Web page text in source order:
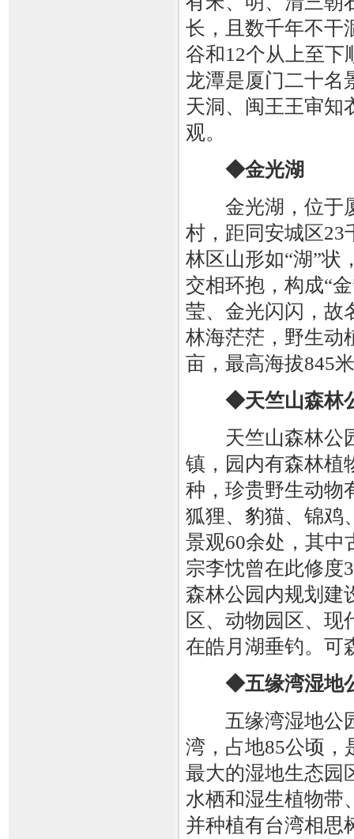
长，且数千年不干
谷和12个从上至下
龙潭是厦门二十名
天洞、闽王王审知
观。
◆金光湖
金光湖，位于
村，距同安城区23
林区山形如“湖”状
交相环抱，构成“
莹、金光闪闪，故
林海茫茫，野生动
亩，最高海拔845
◆天竺山森林
天竺山森林公园
镇，园内有森林植
种，珍贵野生动物
狐狸、豹猫、锦鸡
景观60余处，其中
宗李忱曾在此修度
森林公园内规划建
区、动物园区、现
在皓月湖垂钓。可
◆五缘湾湿地
五缘湾湿地公园
湾，占地85公顷，
最大的湿地生态园
水栖和湿生植物带
并种植有台湾相思